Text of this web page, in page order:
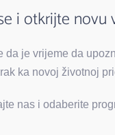
i otkrijte novu
da je vrijeme da
ka novoj životnoj
nas i odaberite